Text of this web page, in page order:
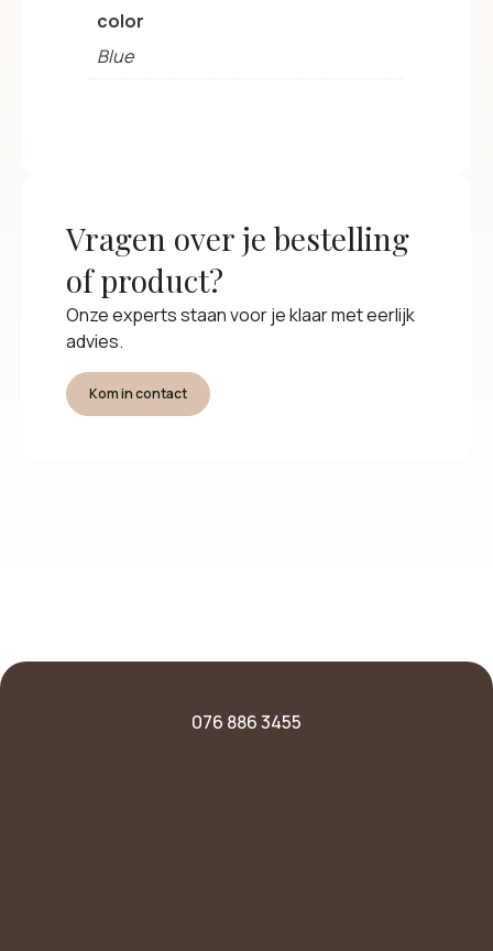
color
Blue
Vragen over je bestelling
of product?
Onze experts staan voor je klaar met eerlijk
advies.
Kom in contact
076 886 3455